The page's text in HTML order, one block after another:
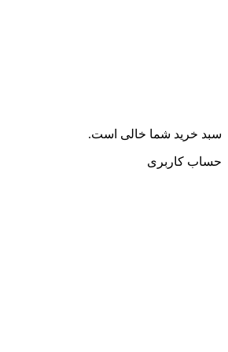
سبد خرید شما خالی است.
حساب کاربری